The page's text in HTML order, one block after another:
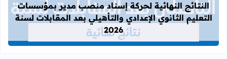
النتائج النهائية لحركة إسناد منصب مدير بمؤسسات
التعليم الثانوي الإعدادي والتأهيلي بعد المقابلات لسنة
2026